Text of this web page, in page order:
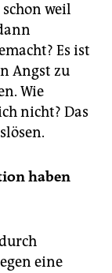
weil
Es ist
Angst zu
Wie
nicht? Das
haben
eine